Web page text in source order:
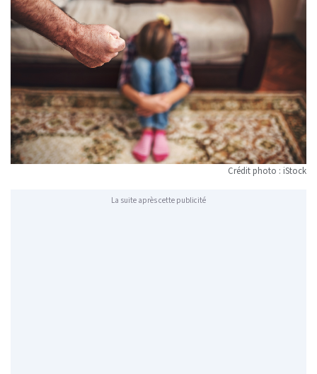
Crédit photo : iStock
La suite après cette publicité